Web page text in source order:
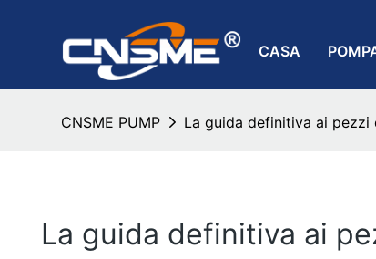
CASA
CNSME PUMP La guida definitiva ai
La guida definitiva ai